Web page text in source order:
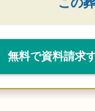
この
無料で資料請求